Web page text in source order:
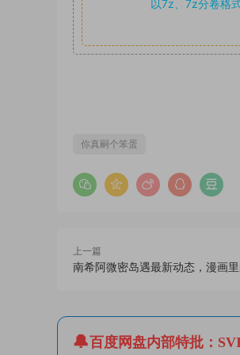
以7z、7z分卷格
你真嗣个笨蛋
上一篇
南希阿微密岛遇最新动态，漫画
百度网盘内部特批：